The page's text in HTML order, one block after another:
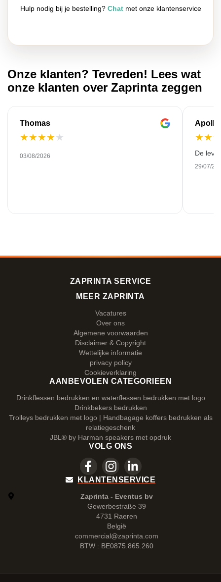
Hulp nodig bij je bestelling? Chatmet onze klantenservice
Onze klanten? Tevreden! Lees wat
onze klanten over Zaprinta zeggen
Thomas
★★★★★
03/08/2026
★★
De
29/07/
ZAPRINTA SERVICE
MEER ZAPRINTA
Vacatures
Over ons
Algemene voorwaarden
Disclaimer & Copyright
Wettelijke informatie
privacy policy
Cookieverklaring
AANBEVOLEN CATEGORIEEN
Drinkflessen bedrukken en waterflessen bedrukken met logo
Drinkbekers bedrukken
Trolleys bedrukken met logo | Handbagage koffers bedrukken als
relatiegeschenk
JBL® by Harman speakers met opdruk
VOLG ONS
KLANTENSERVICE
Zaprinta - Eventus bv
Gewerbestraße 39
4731 Raeren
België
commercial@zaprinta.com
BTW : BE0875.865.260